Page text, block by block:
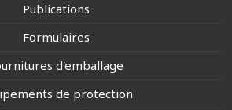
Publications
Formulaires
d'emballage
de protection